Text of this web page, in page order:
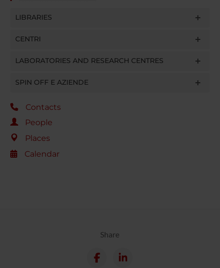
LIBRARIES
CENTRI
LABORATORIES AND RESEARCH CENTRES
SPIN OFF E AZIENDE
Contacts
People
Places
Calendar
Share